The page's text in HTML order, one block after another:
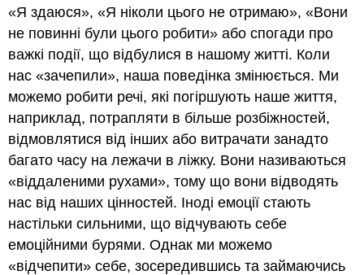
«Я здаюся», «Я ніколи цього не отримаю», «Вони
не повинні були цього робити» або спогади про
важкі події, що відбулися в нашому житті. Коли
нас «зачепили», наша поведінка змінюється. Ми
можемо робити речі, які погіршують наше життя,
наприклад, потрапляти в більше розбіжностей,
відмовлятися від інших або витрачати занадто
багато часу на лежачи в ліжку. Вони називаються
«віддаленими рухами», тому що вони відводять
нас від наших цінностей. Іноді емоції стають
настільки сильними, що відчувають себе
емоційними бурями. Однак ми можемо
«відчепити» себе, зосередившись та займаючись